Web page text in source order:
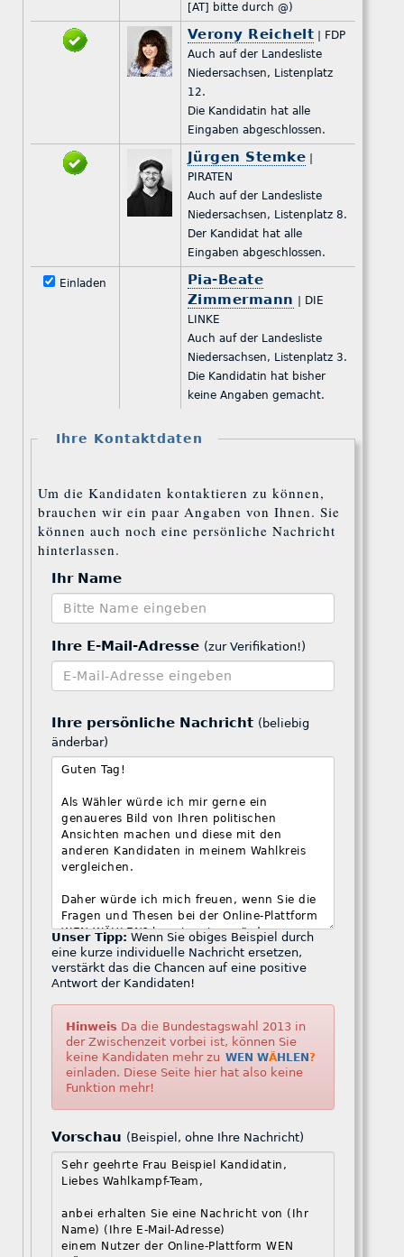
[AT] bitte durch @)
Verony Reichelt | FDP
Auch auf der Landesliste
Niedersachsen, Listenplatz
12.
Die Kandidatin hat alle
Eingaben abgeschlossen.
Jürgen Stemke
PIRATEN
Auch auf der Landesliste
Niedersachsen, Listenplatz 8.
Der Kandidat hat alle
Eingaben abgeschlossen.
Einladen
Pia-Beate
Zimmermann
| DIE
LINKE
Auch auf der Landesliste
Niedersachsen, Listenplatz 3.
Die Kandidatin hat bisher
keine Angaben gemacht.
Ihre Kontaktdaten
Um die Kandidaten kontaktieren zu können,
brauchen wir ein paar Angaben von Ihnen. Sie
können auch noch eine persönliche Nachricht
hinterlassen.
Ihr Name
Ihre E-Mail-Adresse (zur Verifikation!)
Ihre persönliche Nachricht (beliebig
änderbar)
Unser Tipp: Wenn Sie obiges Beispiel durch
eine kurze individuelle Nachricht ersetzen,
verstärkt das die Chancen auf eine positive
Antwort der Kandidaten!
Hinweis
der Zwischenzeit vorbei ist, können Sie
keine Kandidaten mehr zu WEN WÄ HLEN?
einladen. Diese Seite hier hat also keine
Funktion mehr!
Vorschau (Beispiel, ohne Ihre Nachricht)